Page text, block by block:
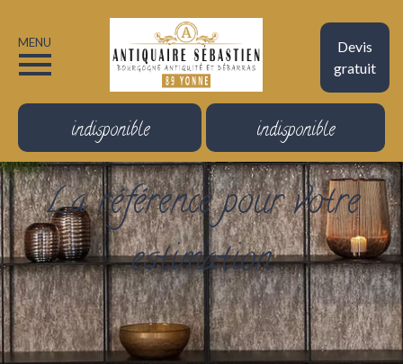
Devis
gratuit
MENU
indisponible indisponible
La référence pour votre
estimation